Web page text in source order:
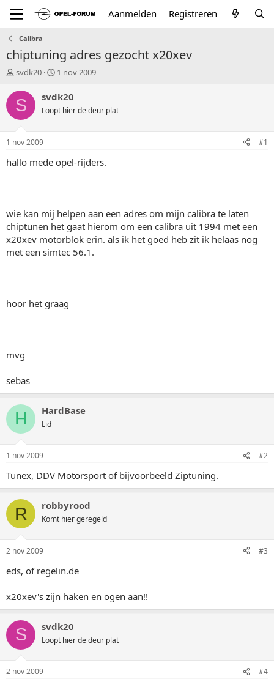
Aanmelden Registreren
Calibra
chiptuning adres gezocht x20xev
T
p
i
a
r
svdk20
S
a
t
u
m
1 nov 2009
S svdk20
Loopt hier de deur plat
1 nov 2009 #1
hallo mede opel-rijders.
wie kan mij helpen aan een adres om mijn calibra te laten
chiptunen het gaat hierom om een calibra uit 1994 met een
x20xev motorblok erin. als ik het goed heb zit ik helaas nog
met een simtec 56.1.
hoor het graag
mvg
sebas
H HardBase
Lid
1 nov 2009 #2
Tunex, DDV Motorsport of bijvoorbeeld Ziptuning.
R robbyrood
Komt hier geregeld
2 nov 2009 #3
eds, of regelin.de
x20xev's zijn haken en ogen aan!!
S svdk20
Loopt hier de deur plat
2 nov 2009 #4